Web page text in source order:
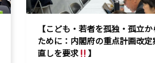
【こども・若者を孤独・孤立
ために：内閣府の重点計画改
直しを要求
】